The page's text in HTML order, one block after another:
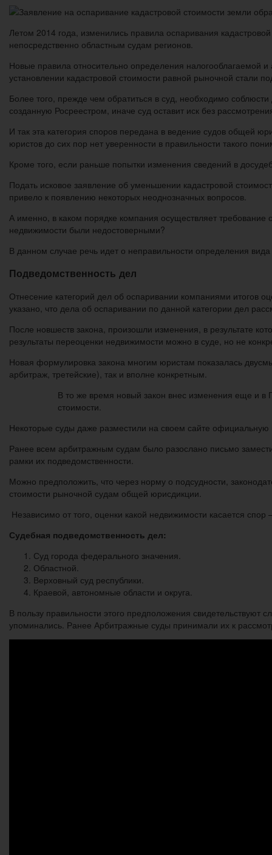
Летом 2014 года, изменились правила оспаривания
непосредственно областным судам регионов.
Новые правила относительно определения налогооблагаемой
установлении кадастровой стоимости равной рыночной стали
Более того, прежде чем обратиться в суд, необходимо
созданную Росреестром, иначе суд оставит иск без
И так эта категория споров передана в ведение судов общей
юристов до сих пор нет уверенности в правильности такого
Кроме того, если раньше попытки изменения сведений в
Подать исковое заявление об уменьшении кадастровой
привело к появлению некоторых неоднозначных вопросов.
А именно, в каком порядке компания осуществляет требование
недвижимости были недостоверными?
В данном случае речь идет о неправильности определения
Подведомственность дел
Отнесение категорий дел об оспаривании компаниями итогов
указано, что дела об оспаривании по данной категории дел
После новшеств закона, произошли изменения, в результате
результаты переоценки недвижимости можно в суде, но не
Новая формулировка закона многим юристам показалась
арбитраж, третейские), так и вполне конкретным.
В то же время новый закон внес изменения еще и в
стоимости.
Некоторые суды даже разместили на своем сайте
Ранее всем арбитражным судам было разослано письмо
рамки их подведомственности.
Можно предположить, что через норму о подсудности,
стоимости рыночной судам общей юрисдикции.
Независимо от того, оценки какой недвижимости касается
Судебная подведомственность дел:
Суд города федерального значения.
Областной.
Верховный суд республики.
Краевой, автономные области и округа.
В пользу правильности этого предположения
упоминались. Ранее Арбитражные суды принимали их к